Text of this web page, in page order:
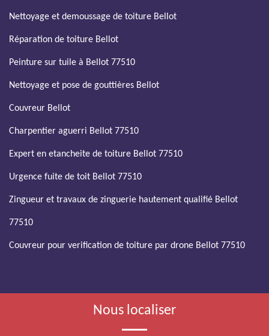
Nettoyage et demoussage de toiture Bellot
Réparation de toiture Bellot
Peinture sur tuile à Bellot 77510
Nettoyage et pose de gouttières Bellot
Couvreur Bellot
Charpentier aguerri Bellot 77510
Expert en etancheite de toiture Bellot 77510
Urgence fuite de toit Bellot 77510
Zingueur et travaux de zinguerie hautement qualifié Bellot
77510
Couvreur pour verification de toiture par drone Bellot 77510
Nous localiser